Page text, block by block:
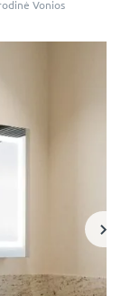
Vonios